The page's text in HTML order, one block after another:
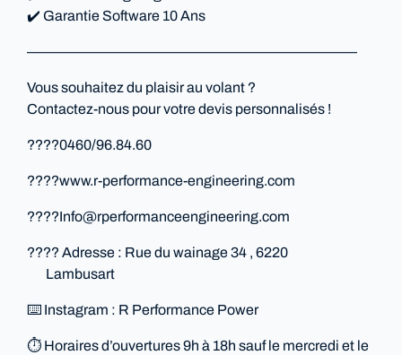
✔️ Garantie Software 10 Ans
———————————————————————
Vous souhaitez du plaisir au volant ?
Contactez-nous pour votre devis personnalisés !
????0460/96.84.60
????️www.r-performance-engineering.com
????Info@rperformanceengineering.com
???? Adresse : Rue du wainage 34 , 6220
Lambusart
⌨️ Instagram : R Performance Power
⏱ Horaires d’ouvertures 9h à 18h sauf le mercredi et le